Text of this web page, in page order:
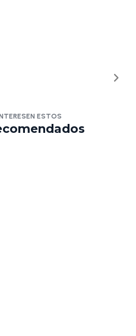
ESTOS